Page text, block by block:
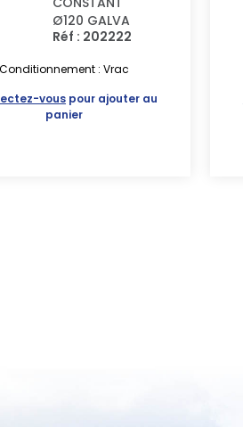
Ø120 GALVA
Réf : 202222
: Vrac
vous pour ajouter au
panier